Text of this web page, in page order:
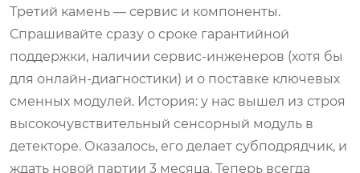
Третий камень — сервис и компоненты.
Спрашивайте сразу о сроке гарантийной
поддержки, наличии сервис-инженеров (хотя бы
для онлайн-диагностики) и о поставке ключевых
сменных модулей. История: у нас вышел из строя
высокочувствительный сенсорный модуль в
детекторе. Оказалось, его делает субподрядчик, и
ждать новой партии 3 месяца. Теперь всегда